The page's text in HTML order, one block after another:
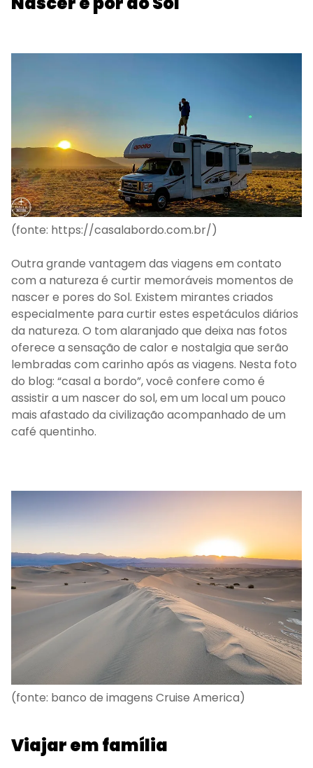
(fonte: https://casalabordo.com.br/)
Outra grande vantagem das viagens em contato
com a natureza é curtir memoráveis momentos de
nascer e pores do Sol. Existem mirantes criados
especialmente para curtir estes espetáculos diários
da natureza. O tom alaranjado que deixa nas fotos
oferece a sensação de calor e nostalgia que serão
lembradas com carinho após as viagens. Nesta foto
do blog: “casal a bordo”, você confere como é
assistir a um nascer do sol, em um local um pouco
mais afastado da civilização acompanhado de um
café quentinho.
(fonte: banco de imagens Cruise America)
Viajar em família